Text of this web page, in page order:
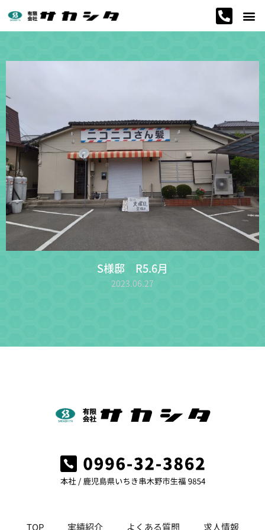
S様邸 R5.6月
2023.06.27
TOP 実績紹介 よくある質問 求人情報